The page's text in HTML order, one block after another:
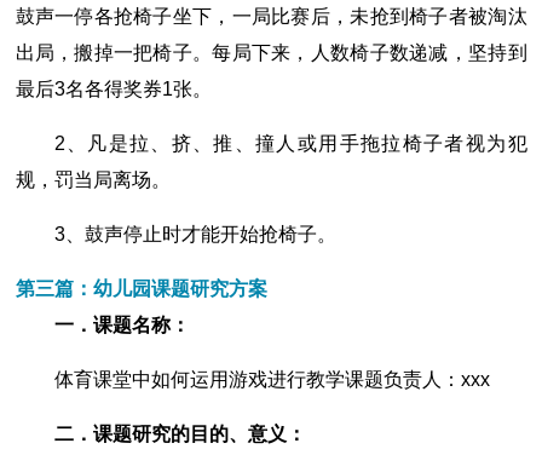
鼓声一停各抢椅子坐下，一局比赛后，未抢到椅子者被淘汰
出局，搬掉一把椅子。每局下来，人数椅子数递减，坚持到
最后3名各得奖券1张。
2、凡是拉、挤、推、撞人或用手拖拉椅子者视为犯
规，罚当局离场。
3、鼓声停止时才能开始抢椅子。
第三篇：幼儿园课题研究方案
一．课题名称：
体育课堂中如何运用游戏进行教学课题负责人：xxx
二．课题研究的目的、意义：